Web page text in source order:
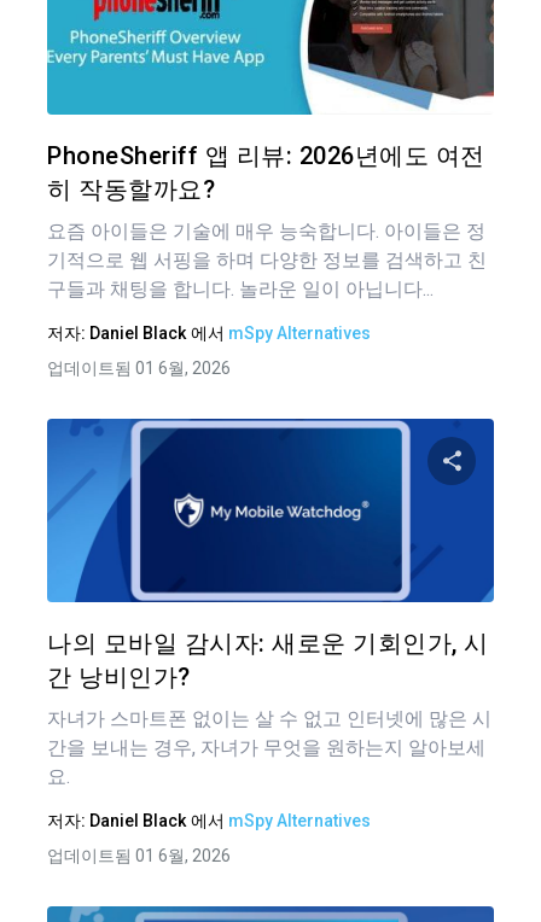
이
PhoneSheriff 앱 리뷰: 2026년에도 여전
히 작동할까요?
요즘 아이들은 기술에 매우 능숙합니다. 아이들은 정
기적으로 웹 서핑을 하며 다양한 정보를 검색하고 친
구들과 채팅을 합니다. 놀라운 일이 아닙니다...
저자: Daniel Black 에서 mSpy Alternatives
업데이트됨 01 6월, 2026
나의 모바일 감시자: 새로운 기회인가, 시
간 낭비인가?
자녀가 스마트폰 없이는 살 수 없고 인터넷에 많은 시
간을 보내는 경우, 자녀가 무엇을 원하는지 알아보세
요.
저자: Daniel Black 에서 mSpy Alternatives
업데이트됨 01 6월, 2026